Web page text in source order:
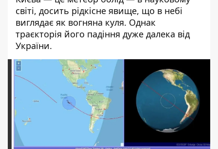
світі, досить рідкісне явище, що в небі
виглядає як вогняна куля. Однак
траєкторія його падіння дуже далека від
України.